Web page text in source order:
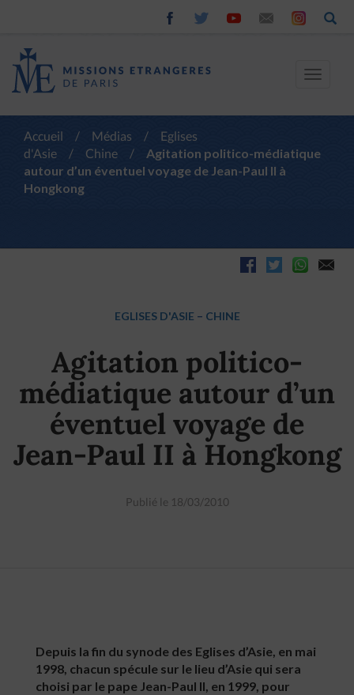
Toggle
Accueil / Médias /
Eglises
d'Asie
/ Chine /
Agitation politico-médiatique
autour d’un éventuel voyage de Jean-Paul II à
Hongkong
EGLISES D'ASIE – CHINE
Agitation politico-
médiatique autour d’un
éventuel voyage de
Jean-Paul II à Hongkong
Publié le 18/03/2010
Depuis la fin du synode des Eglises d’Asie, en mai
1998, chacun spécule sur le lieu d’Asie qui sera
choisi par le pape Jean-Paul II, en 1999, pour